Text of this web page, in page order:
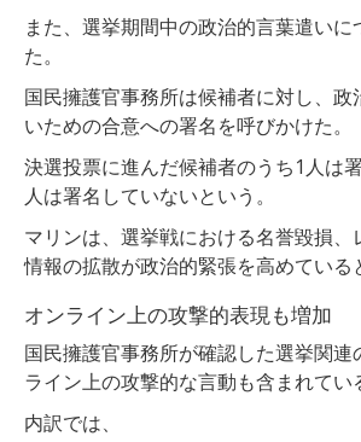
また、選挙期間中の政治的言葉遣いに
た。
国民擁護官事務所は候補者に対し、政
いための合意への署名を呼びかけた。
決選投票に進んだ候補者のうち1人は
人は署名していないという。
マリンは、選挙戦における名誉毀損、
情報の拡散が政治的緊張を高めている
オンライン上の攻撃的表現も増加
国民擁護官事務所が確認した選挙関連
ライン上の攻撃的な言動も含まれてい
内訳では、